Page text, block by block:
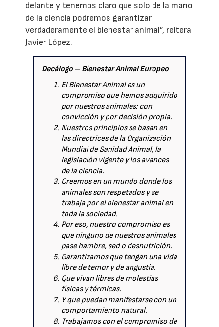
delante y tenemos claro que solo de la mano
de la ciencia podremos garantizar
verdaderamente el bienestar animal”, reitera
Javier López.
Decálogo – Bienestar Animal Europeo
El Bienestar Animal es un
compromiso que hemos adquirido
por nuestros animales; con
convicción y por decisión propia.
Nuestros principios se basan en
las directrices de la Organización
Mundial de Sanidad Animal, la
legislación vigente y los avances
de la ciencia.
Creemos en un mundo donde los
animales son respetados y se
trabaja por el bienestar animal en
toda la sociedad.
Por eso, nuestro compromiso es
que ninguno de nuestros animales
pase hambre, sed o desnutrición.
Garantizamos que tengan una vida
libre de temor y de angustia.
Que vivan libres de molestias
físicas y térmicas.
Y que puedan manifestarse con un
comportamiento natural.
Trabajamos con el compromiso de